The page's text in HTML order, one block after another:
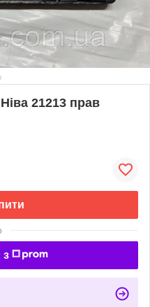
21213 прав
з